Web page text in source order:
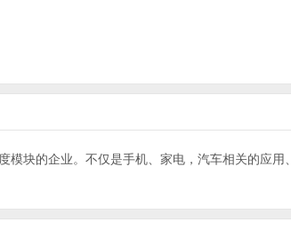
块的企业。不仅是手机、家电，汽车相关的应用、